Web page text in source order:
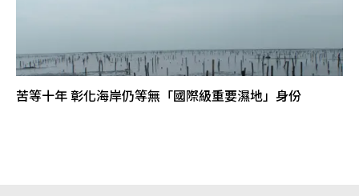
苦等十年 彰化海岸仍等無「國際級重要濕地」身份